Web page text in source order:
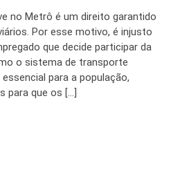
no Metrô é um direito garantido
Por esse motivo, é injusto
que decide participar da
o sistema de transporte
para a população,
para que os […]